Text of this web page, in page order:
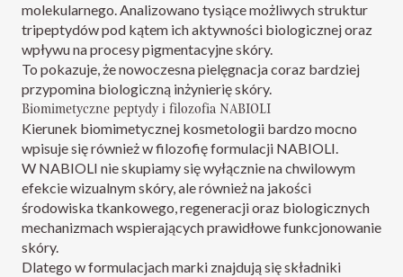
molekularnego. Analizowano tysiące możliwych struktur
tripeptydów pod kątem ich aktywności biologicznej oraz
wpływu na procesy pigmentacyjne skóry.
To pokazuje, że nowoczesna pielęgnacja coraz bardziej
przypomina biologiczną inżynierię skóry.
Biomimetyczne peptydy i filozofia NABIOLI
Kierunek biomimetycznej kosmetologii bardzo mocno
wpisuje się również w filozofię formulacji NABIOLI.
W NABIOLI nie skupiamy się wyłącznie na chwilowym
efekcie wizualnym skóry, ale również na jakości
środowiska tkankowego, regeneracji oraz biologicznych
mechanizmach wspierających prawidłowe funkcjonowanie
skóry.
Dlatego w formulacjach marki znajdują się składniki